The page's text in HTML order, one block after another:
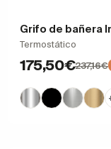
Grifo de bañera
Termostático
175,50€237,16€